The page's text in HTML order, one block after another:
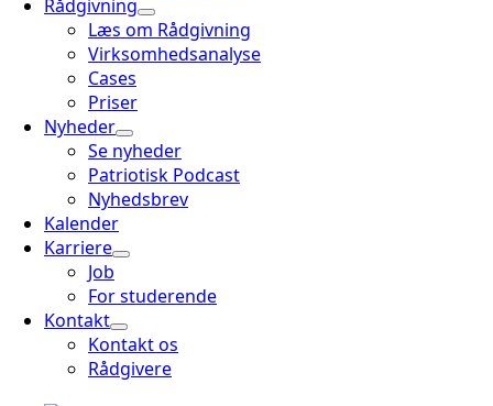
Rådgivning
Læs om Rådgivning
Virksomhedsanalyse
Cases
Priser
Nyheder
Se nyheder
Patriotisk Podcast
Nyhedsbrev
Kalender
Karriere
Job
For studerende
Kontakt
Kontakt os
Rådgivere